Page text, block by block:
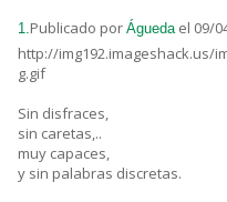
1.Publicado por Águeda el 09/
http://img192.imageshack.us/
g.gif
Sin disfraces,
sin caretas,..
muy capaces,
y sin palabras discretas.